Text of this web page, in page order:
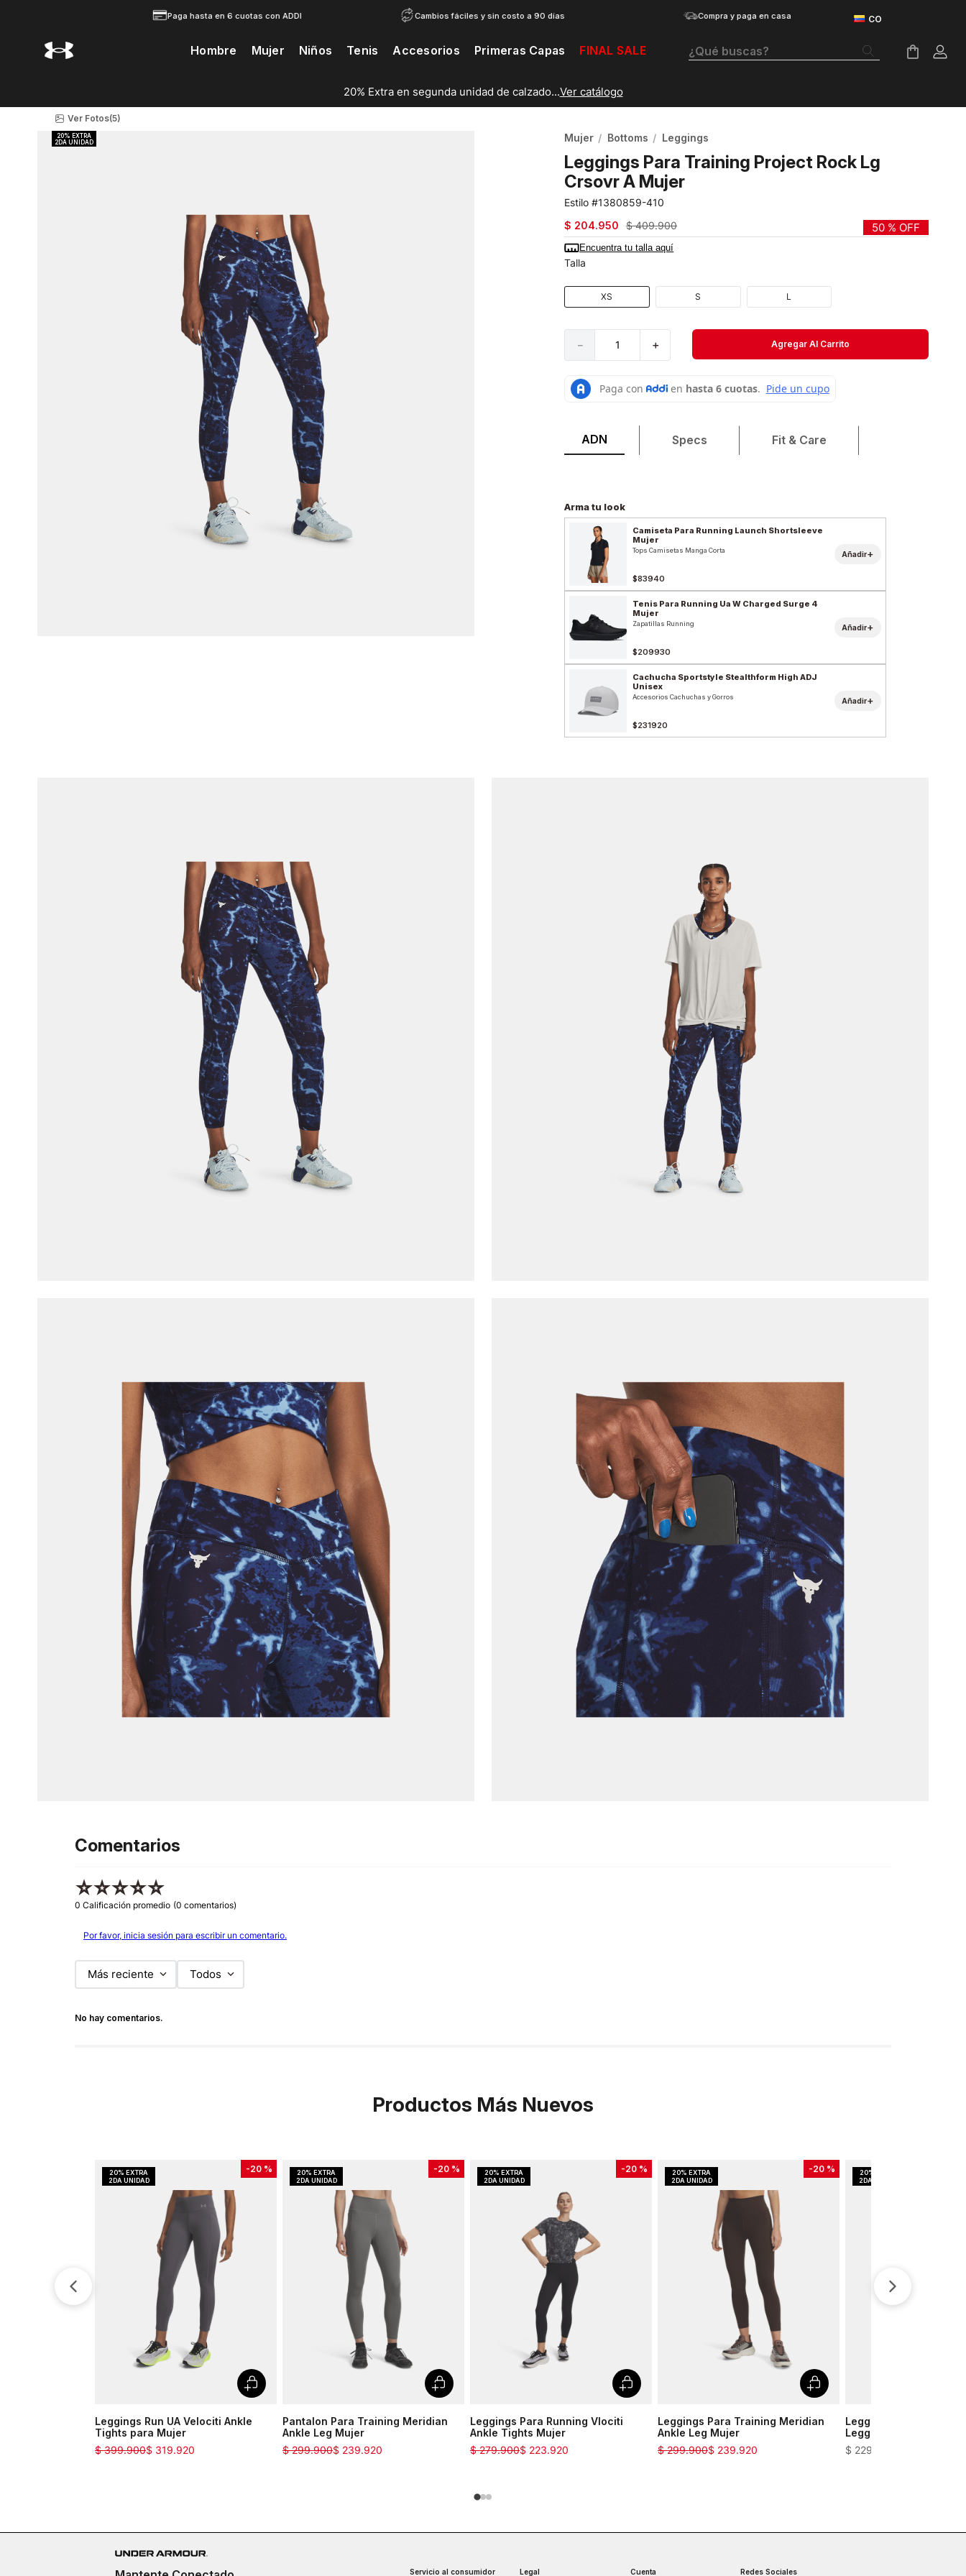
Paga hasta en 6 cuotas con ADDI Cambios fáciles y sin costo a 90 días Compra y paga en casa
Hombre Mujer Niños Tenis Accesorios Primeras Capas FINAL SALE ¿Qué buscas?
20% Extra en segunda unidad de calzado...Ver catálogo
Ver Fotos(5)
Mujer Bottoms Leggings
Leggings Para Training Project Rock Lg
Crsovr A Mujer
1380859-410
$ 204.950 $ 409.900 50 % OFF
Encuentra tu talla aquí
Talla
XS S L
＋
－ Agregar Al Carrito
ADN Specs Fit & Care
Arma tu look
Camiseta Para Running Launch Shortsleeve
Mujer
Tops Camisetas Manga Corta
$83940
Añadir+
Tenis Para Running Ua W Charged Surge 4
Mujer
Zapatillas Running
$209930
Añadir+
Cachucha Sportstyle Stealthform High ADJ
Unisex
Accesorios Cachuchas y Gorros
$231920
Añadir+
Comentarios
☆☆☆☆☆
0 Calificación promedio (0 comentarios)
Por favor, inicia sesión para escribir un comentario.
Más reciente Todos
No hay comentarios.
Productos Más Nuevos
-20 %
Leggings Run UA Velociti Ankle
Tights para Mujer
$ 319.920
$ 399.900
-20 %
Pantalon Para Training Meridian
Ankle Leg Mujer
$ 239.920
$ 299.900
-20 %
Leggings Para Running Vlociti
Ankle Tights Mujer
$ 223.920
$ 279.900
-20 %
Leggings Para Training Meridian
Ankle Leg Mujer
$ 239.920
$ 299.900
Leggings Para
Legging Mujer
$ 229
Servicio al consumidor Legal Cuenta Redes Sociales
Botas
Tenis Mujer
Tenis Hombre
Velociti Distance
Basketball
Velociti
Medias
Short